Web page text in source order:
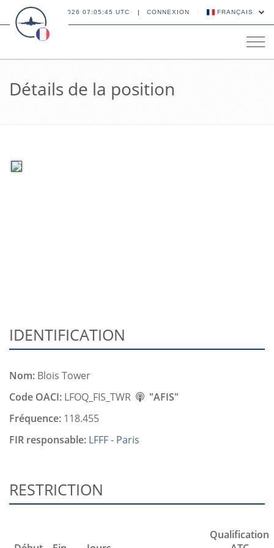
08 AOÛT 2026 07:05:45 UTC CONNEXION FRANÇAIS
Détails de la position
IDENTIFICATION
Nom: Blois Tower
Code OACI: LFOQ_FIS_TWR
"AFIS"
Fréquence: 118.455
FIR responsable: LFFF - Paris
RESTRICTION
Qualification